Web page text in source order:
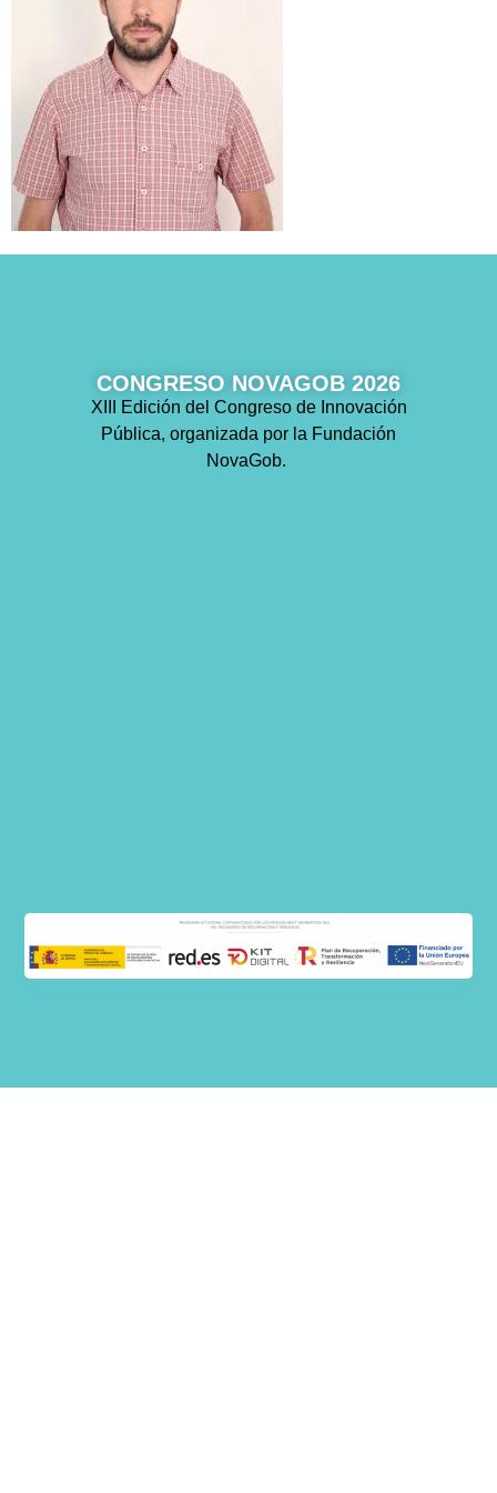
CONGRESO NOVAGOB 2026
XIII Edición del Congreso de Innovación
Pública, organizada por la Fundación
NovaGob.